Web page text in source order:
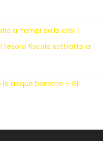
ai tempi della crisi |
tesoro fiscale sottratto a
le acque bianche – Gli